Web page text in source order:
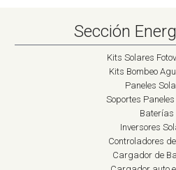
Sección
Kits Solares
Kits Bombeo
Paneles
Soportes
Baterías
Inversores
Controladores
Cargador de